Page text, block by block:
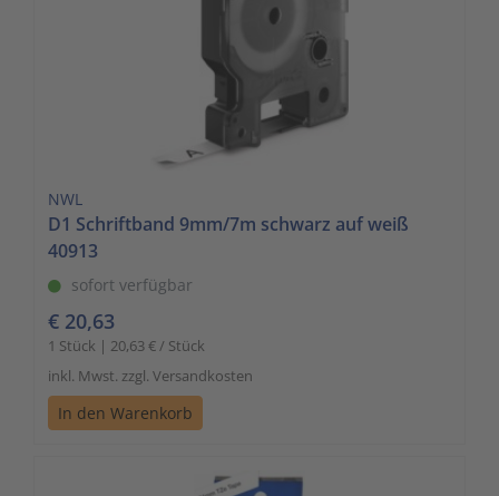
NWL
D1 Schriftband 9mm/7m schwarz auf weiß
40913
sofort verfügbar
€ 20,63
1 Stück | 20,63 € / Stück
inkl. Mwst. zzgl. Versandkosten
In den Warenkorb